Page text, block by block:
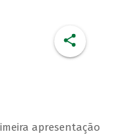
apresentação